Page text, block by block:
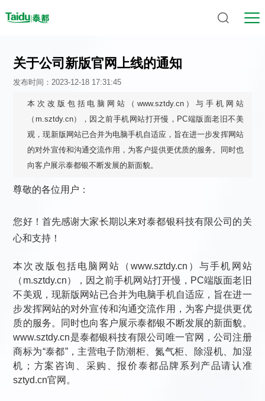
关于公司新版官网上线的通知
发布时间：2023-12-18 17:31:45
本次改版包括电脑网站（www.sztdy.cn）与手机网站
（m.sztdy.cn），因之前手机网站打开慢，PC端版面老旧不美
观，现新版网站已合并为电脑手机自适应，旨在进一步发挥网站
的对外宣传和沟通交流作用，为客户提供更优质的服务。同时也
向客户展示泰都银不断发展的新面貌。
尊敬的各位用户：
您好！首先感谢大家长期以来对泰都银科技有限公司的关
心和支持！
本次改版包括电脑网站（www.sztdy.cn）与手机网站
（m.sztdy.cn），因之前手机网站打开慢，PC端版面老旧
不美观，现新版网站已合并为电脑手机自适应，旨在进一
步发挥网站的对外宣传和沟通交流作用，为客户提供更优
质的服务。同时也向客户展示泰都银不断发展的新面貌。
www.sztdy.cn是泰都银科技有限公司唯一官网，公司注册
商标为“泰都”，主营电子防潮柜、氮气柜 除湿机、 加湿
机 ；方案咨询、采购、报价泰都品牌系列产品请认准
sztyd.cn官网。